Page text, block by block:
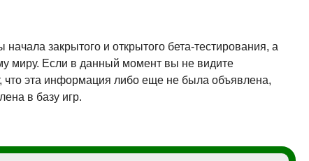
закрытого и открытого бета-тестирования, а
миру. Если в данный момент вы не видите
что эта информация либо еще не была объявлена,
в базу игр.